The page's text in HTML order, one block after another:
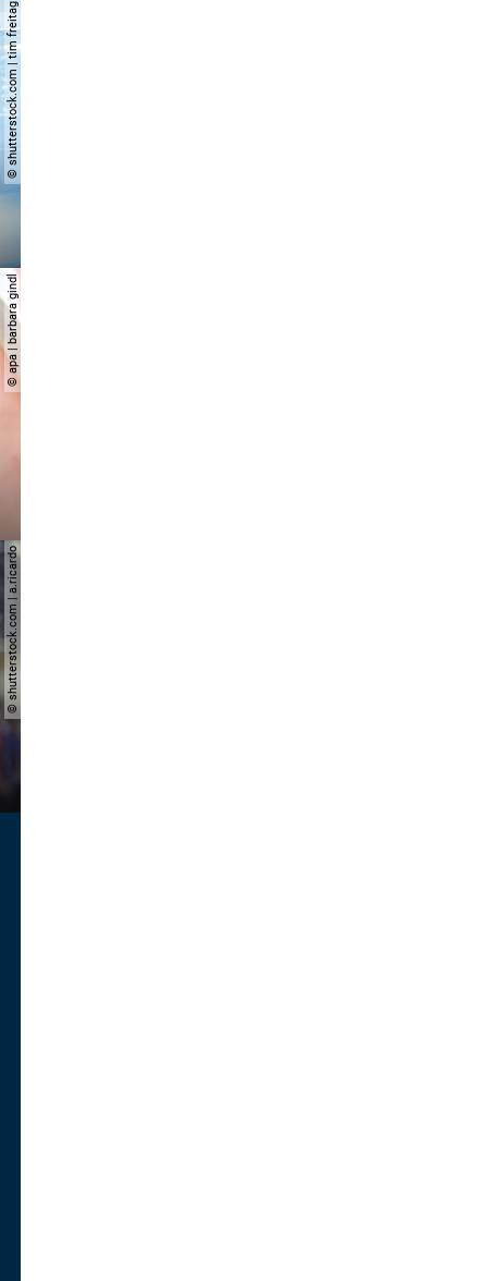
© shutterstock.com | tim freitag
© apa | barbara gindl
© shutterstock.com | a.ricardo